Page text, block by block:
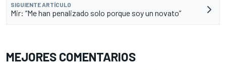
SIGUIENTE ARTÍCULO
Mir: “Me han penalizado solo porque soy un novato”
MEJORES COMENTARIOS